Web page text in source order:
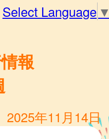
Select Language ▼
報
2025年11月14日